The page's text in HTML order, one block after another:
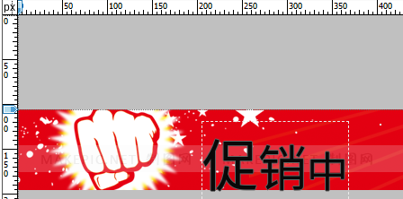
促销中
px